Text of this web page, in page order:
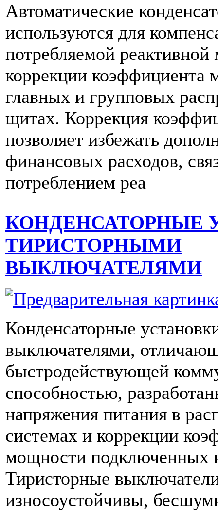
Автоматические
используются для
потребляемой
коррекции коэффициента
главных и групповых
щитах. Коррекция
позволяет избежать
финансовых расходов,
потреблением реа
КОНДЕНСАТОРНЫЕ
ТИРИСТОРНЫМИ
ВЫКЛЮЧАТЕЛЯМИ
Конденсаторные
выключателями,
быстродействующей
способностью,
напряжения питания в
системах и коррекции
мощности подключенных
Тиристорные
износоустойчивы,